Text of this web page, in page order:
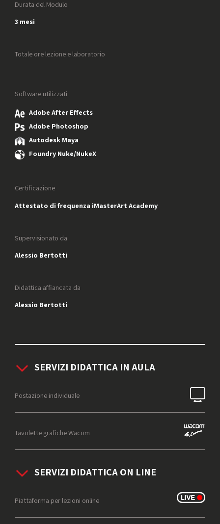
Durata del Modulo
3 mesi
Totale ore lezione e laboratorio
Software utilizzati
Adobe After Effects
Adobe Photoshop
Autodesk Maya
Foundry Nuke/NukeX
Certificazione
Attestato di frequenza iMasterArt Academy
Supervisionato da
Alessio Bertotti
Didattica affiancata da
Alessio Bertotti
SERVIZI DIDATTICA IN AULA
Postazione individuale
Tavolette grafiche Wacom
SERVIZI DIDATTICA ON LINE
Piattaforma per lezioni online